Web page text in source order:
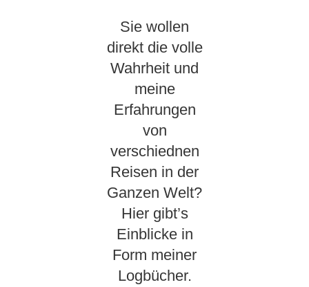
Sie wollen
direkt die volle
Wahrheit und
meine
Erfahrungen
von
verschiednen
Reisen in der
Ganzen Welt?
Hier gibt’s
Einblicke in
Form meiner
Logbücher.